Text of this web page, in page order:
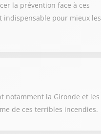
la prévention face à ces
indispensable pour mieux les
notamment la Gironde et les
de ces terribles incendies.